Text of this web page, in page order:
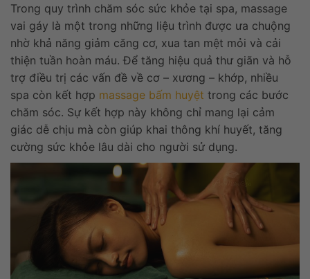
Trong quy trình chăm sóc sức khỏe tại spa, massage
vai gáy là một trong những liệu trình được ưa chuộng
nhờ khả năng giảm căng cơ, xua tan mệt mỏi và cải
thiện tuần hoàn máu. Để tăng hiệu quả thư giãn và hỗ
trợ điều trị các vấn đề về cơ – xương – khớp, nhiều
spa còn kết hợp massage bấm huyệt trong các bước
chăm sóc. Sự kết hợp này không chỉ mang lại cảm
giác dễ chịu mà còn giúp khai thông khí huyết, tăng
cường sức khỏe lâu dài cho người sử dụng.